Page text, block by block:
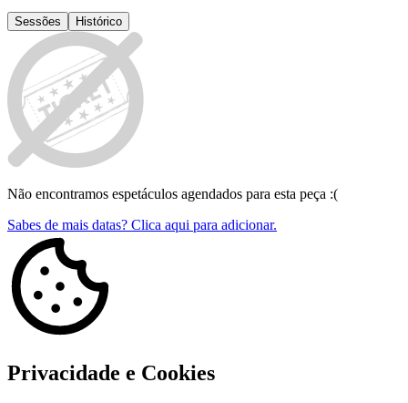
Sessões Histórico
Não encontramos espetáculos agendados para esta peça :(
Sabes de mais datas? Clica aqui para adicionar.
Privacidade e Cookies